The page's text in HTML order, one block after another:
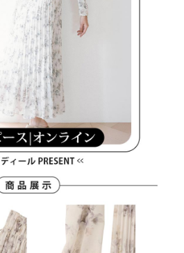
意申辦者引起之損失，本公司不負相關責
，將依據個別帳號之用戶狀況，依本公司即
仍有額度不足之情形，本公司將視審查結果
用他人資訊註冊。若發現惡意使用之情形，
止該用戶之使用額度並採取法律行動。
以上)免運費
含以上)免運費